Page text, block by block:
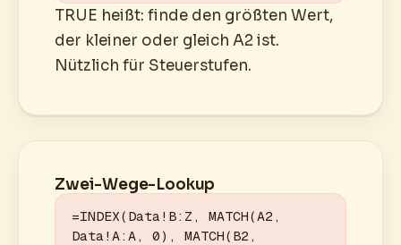
TRUE heißt: finde den größten Wert,
der kleiner oder gleich A2 ist.
Nützlich für Steuerstufen.
Zwei-Wege-Lookup
=INDEX(Data!B:Z, MATCH(A2,
Data!A:A, 0), MATCH(B2,